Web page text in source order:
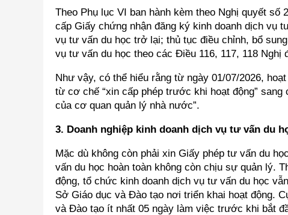
Theo Phụ lục VI ban hành kèm theo Nghị quyết
cấp Giấy chứng nhận đăng ký kinh doanh dịch vụ
vụ tư vấn du học trở lại; thủ tục điều chỉnh, bổ
vụ tư vấn du học theo các Điều 116, 117, 118 Nghị
Như vậy, có thể hiểu rằng từ ngày 01/07/2026,
từ cơ chế “xin cấp phép trước khi hoạt động”
của cơ quan quản lý nhà nước”.
3. Doanh nghiệp kinh doanh dịch vụ tư vấn du
Mặc dù không còn phải xin Giấy phép tư vấn du
vấn du học hoàn toàn không còn chịu sự quản lý.
động, tổ chức kinh doanh dịch vụ tư vấn du học
Sở Giáo dục và Đào tạo nơi triển khai hoạt động.
và Đào tạo ít nhất 05 ngày làm việc trước khi bắt